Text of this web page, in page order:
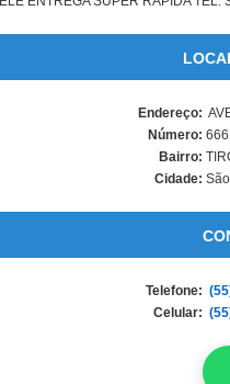
Endereço:
Número: 666
Bairro:
Cidade:
Telefone:
Celular: